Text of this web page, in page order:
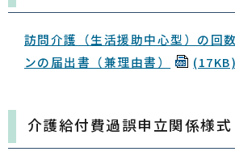
訪問介護（生活援助中心型）の回
ンの届出書（兼理由書）
(17KB)
介護給付費過誤申立関係様式